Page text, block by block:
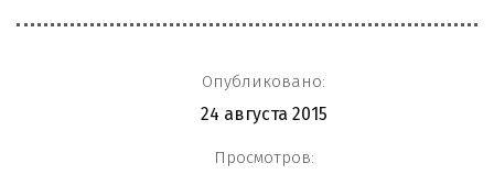
Опубликовано:
24 августа 2015
Просмотров: